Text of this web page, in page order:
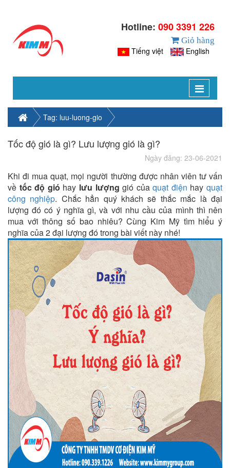
Hotline: 090 3391 226
Giỏ hàng
Tiếng việt English
Toggle
Tag: luu-luong-gio
Tốc độ gió là gì? Lưu lượng gió là gì?
Ngày đăng: 23-06-2021
Khi đi mua quạt, mọi người thường được nhân viên tư vấn
về tốc độ gió hay lưu lượng gió củaquạt điện hayquạt
công nghiệp. Chắc hẳn quý khách sẽ thắc mắc là đại
lượng đó có ý nghĩa gì, và với nhu cầu của mình thì nên
mua với thông số bao nhiêu? Cùng Kim Mỹ tìm hiểu ý
nghĩa của 2 đại lượng đó trong bài viết này nhé!